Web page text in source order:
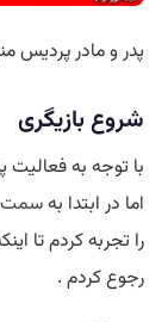
پدر و مادر پردیس
شروع بازیگری
با توجه به فعالیت
اما در ابتدا بهسمت
را تجربه کردم تا
رجوع کردم .